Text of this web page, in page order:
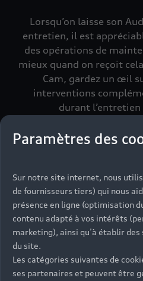
Lorsqu’on laisse son
entretien, il est
des opérations de
mieux quand on reçoit
Cam, gardez un œil
interventions
durant
Devis en ligne
Prendre rendez-vous
Paramètres des
Sur notre site internet, nous
de fournisseurs tiers) qui nous
présence en ligne (optimisation
contenu adapté à vos intérêts
marketing), ainsi qu’à établir
du site.
Les catégories suivantes de
ses partenaires et peuvent être